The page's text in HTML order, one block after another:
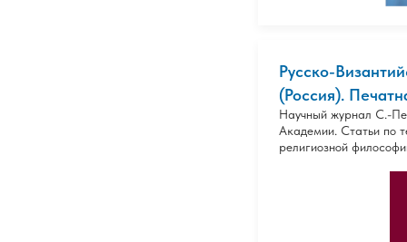
Русско-
(Россия).
Научный журнал С.-
Академии. Статьи по
религиозной